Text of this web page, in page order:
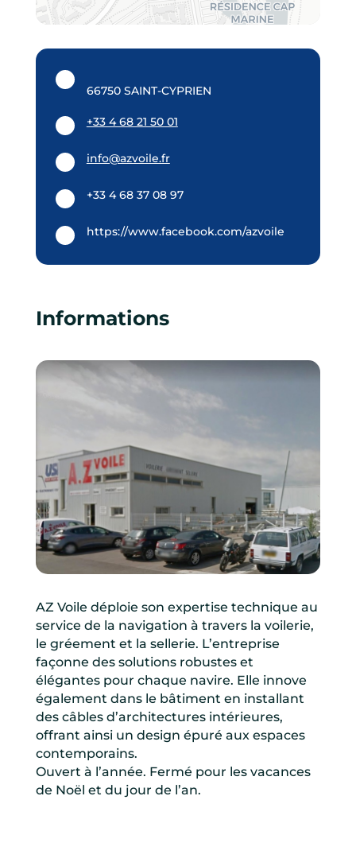
66750 SAINT-CYPRIEN
+33 4 68 21 50 01
info@azvoile.fr
+33 4 68 37 08 97
https://www.facebook.com/azvoile
Informations
AZ Voile déploie son expertise technique au
service de la navigation à travers la voilerie,
le gréement et la sellerie. L’entreprise
façonne des solutions robustes et
élégantes pour chaque navire. Elle innove
également dans le bâtiment en installant
des câbles d’architectures intérieures,
offrant ainsi un design épuré aux espaces
contemporains.
Ouvert à l’année. Fermé pour les vacances
de Noël et du jour de l’an.